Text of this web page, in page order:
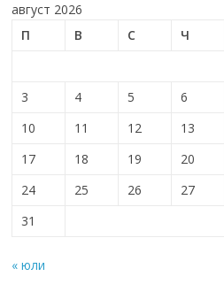
август 2026
П
В С Ч
3
4 5 6
10
11 12 13
17
18 19 20
24
25 26 27
31
« юли